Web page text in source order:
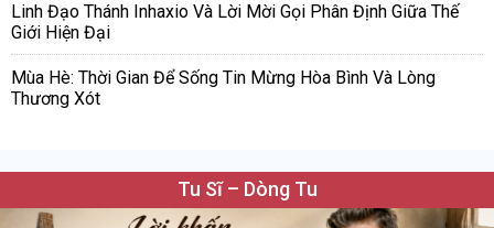
Linh Đạo Thánh Inhaxio Và Lời Mời Gọi Phân Định Giữa Thế
Giới Hiện Đại
Mùa Hè: Thời Gian Để Sống Tin Mừng Hòa Bình Và Lòng
Thương Xót
Tu Sĩ – Dòng Tu